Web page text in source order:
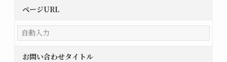
ページURL
お問い合わせタイトル